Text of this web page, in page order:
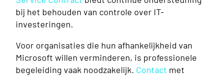
bij het behouden van controle over IT-
investeringen.
Voor organisaties die hun afhankelijkheid van
Microsoft willen verminderen, is professionele
begeleiding vaak noodzakelijk. Contact met